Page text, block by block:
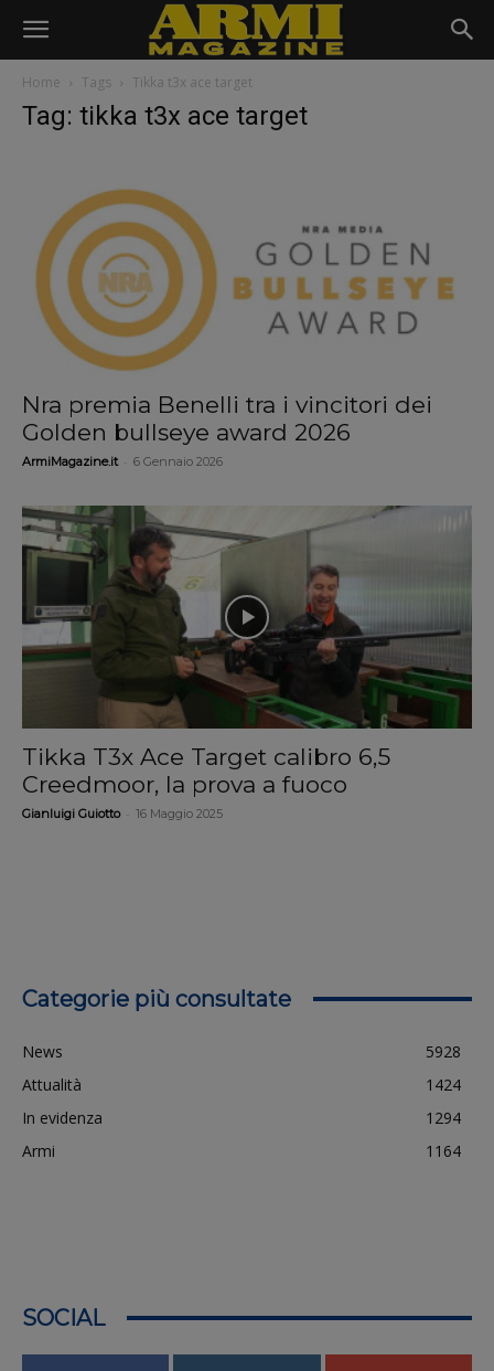
Home Tags Tikka t3x ace target
Tag: tikka t3x ace target
Nra premia Benelli tra i vincitori dei
Golden bullseye award 2026
ArmiMagazine.it 6 Gennaio 2026
Tikka T3x Ace Target calibro 6,5
Creedmoor, la prova a fuoco
Gianluigi Guiotto 16 Maggio 2025
Categorie più consultate
News
5928
Attualità
1424
In evidenza
1294
Armi
1164
SOCIAL